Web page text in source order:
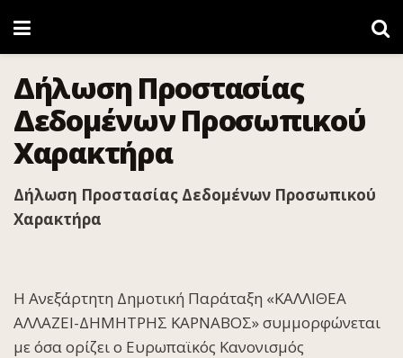
Δήλωση Προστασίας
Δεδομένων Προσωπικού
Χαρακτήρα
Δήλωση Προστασίας Δεδομένων Προσωπικού
Χαρακτήρα
Η Ανεξάρτητη Δημοτική Παράταξη «ΚΑΛΛΙΘΕΑ
ΑΛΛΑΖΕΙ-ΔΗΜΗΤΡΗΣ ΚΑΡΝΑΒΟΣ» συμμορφώνεται
με όσα ορίζει ο Ευρωπαϊκός Κανονισμός